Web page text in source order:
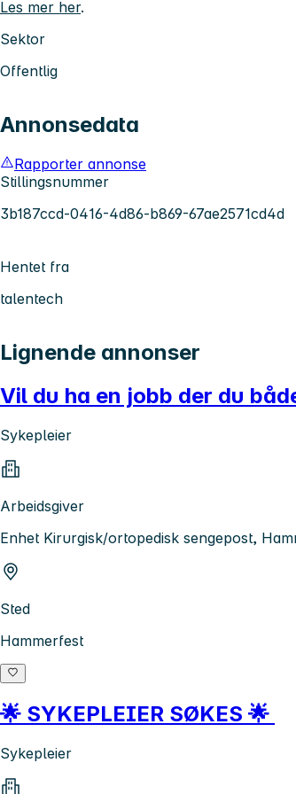
Les mer her.
Sektor
Offentlig
Annonsedata
Rapporter annonse
Stillingsnummer
3b187ccd-0416-4d86-b869-67ae2571cd4d
Hentet fra
talentech
Lignende annonser
Vil du ha en jobb der du
Sykepleier
Arbeidsgiver
Enhet Kirurgisk/ortopedisk sengepost,
Sted
Hammerfest
🌟 SYKEPLEIER SØKES 🌟
Sykepleier